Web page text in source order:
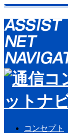
コンセプト